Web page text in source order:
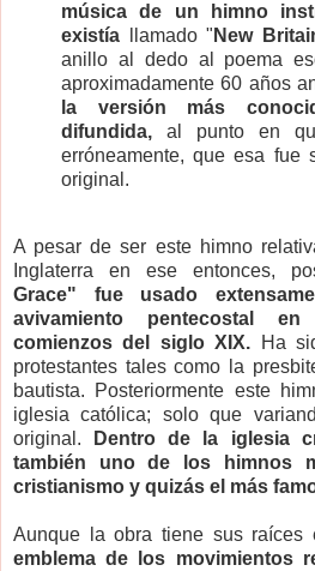
música de un himno
existía llamado " New
anillo al dedo al poema
aproximadamente 60 años
la versión más
difundida, al punto en
erróneamente, que esa fue
original.
A pesar de ser este himno
Inglaterra en ese entonces,
Grace" fue usado
avivamiento pentecostal
comienzos del siglo XIX. Ha
protestantes tales como la
bautista. Posteriormente este
iglesia católica; solo que
original.
Dentro de la iglesia
también uno de los himnos
cristianismo y quizás el más
Aunque la obra tiene sus raíces
emblema de los movimientos